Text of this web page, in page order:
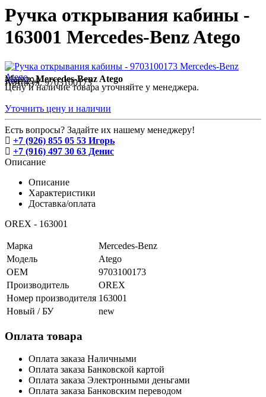
Ручка открывания кабины -
163001 Mercedes-Benz Atego
Марка:Mercedes-Benz Atego
Код:294
Артикул:9703100173
Цену и наличие товара уточняйте у менеджера.
Уточнить цену и наличии
Есть вопросы? Задайте их нашему менеджеру!
+7 (926) 855 05 53 Игорь
+7 (916) 497 30 63 Денис
Описание
Описание
Характеристики
Доставка/оплата
OREX - 163001
Марка
Mercedes-Benz
Модель
Atego
OEM
9703100173
Производитель
OREX
Номер производителя 163001
Новый / БУ
new
Оплата товара
Оплата заказа Наличными
Оплата заказа Банковской картой
Оплата заказа Электронными деньгами
Оплата заказа Банковским переводом